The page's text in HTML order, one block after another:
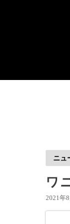
ニュ
ワ
2021年